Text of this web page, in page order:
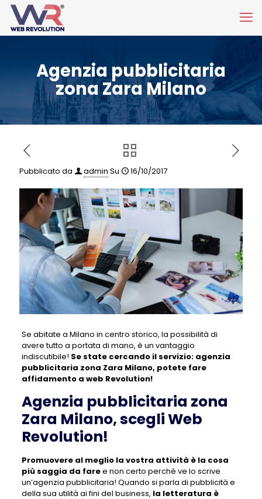
Agenzia pubblicitaria
zona Zara Milano
Pubblicato da admin Su 16/10/2017
Se abitate a Milano in centro storico, la possibilità di
avere tutto a portata di mano, è un vantaggio
indiscutibile! Se state cercando il servizio: agenzia
pubblicitaria zona Zara Milano, potete fare
affidamento a web Revolution!
Agenzia pubblicitaria zona
Zara Milano, scegli Web
Revolution!
Promuovere al meglio la vostra attività è la cosa
più saggia da faree non certo perchè ve lo scrive
un’agenzia pubblicitaria! Quando si parla di pubblicità e
della sua utilità ai fini del business, la letteratura è